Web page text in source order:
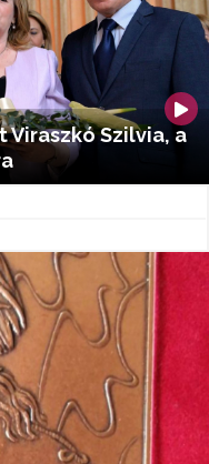
Szilvia, a